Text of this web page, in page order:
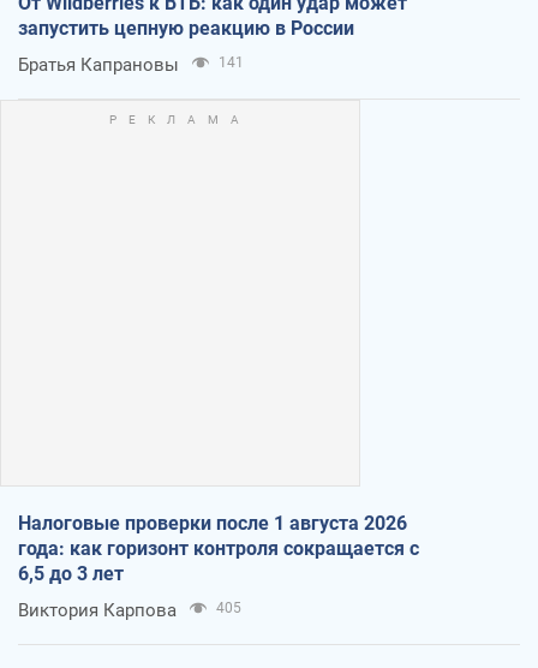
запустить цепную реакцию в России
Братья Капрановы 141
Налоговые проверки после 1 августа 2026
года: как горизонт контроля сокращается с
6,5 до 3 лет
Виктория Карпова 405